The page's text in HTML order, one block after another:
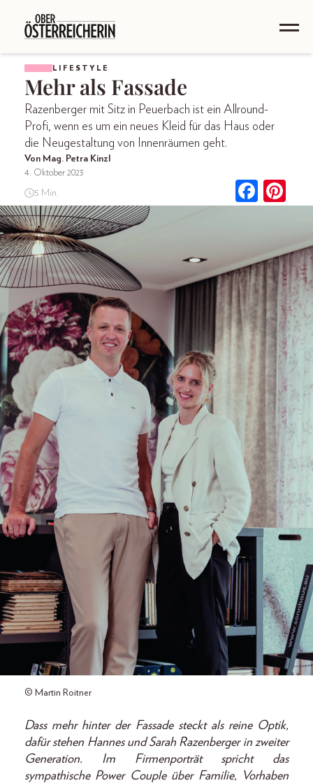
LIFESTYLE
Mehr als Fassade
Razenberger mit Sitz in Peuerbach ist ein Allround-
Profi, wenn es um ein neues Kleid für das Haus oder
die Neugestaltung von Innenräumen geht.
Von Mag. Petra Kinzl
4. Oktober 2023
5 Min.
© Martin Roitner
Dass mehr hinter der Fassade steckt als reine Optik,
dafür stehen Hannes und Sarah Razenberger in zweiter
Generation. Im Firmenporträt spricht das
sympathische Power Couple über Familie, Vorhaben